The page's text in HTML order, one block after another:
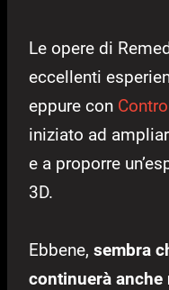
Le opere di
eccellenti
eppure con
iniziato ad
e a proporre
3D.
Ebbene, sembra
continuerà anche